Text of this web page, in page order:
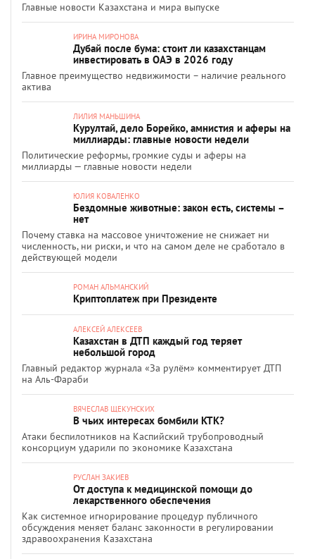
Главные новости Казахстана и мира выпуске
ИРИНА МИРОНОВА
Дубай после бума: стоит ли казахстанцам
инвестировать в ОАЭ в 2026 году
Главное преимущество недвижимости – наличие реального
актива
ЛИЛИЯ МАНЬШИНА
Курултай, дело Борейко, амнистия и аферы на
миллиарды: главные новости недели
Политические реформы, громкие суды и аферы на
миллиарды — главные новости недели
ЮЛИЯ КОВАЛЕНКО
Бездомные животные: закон есть, системы –
нет
Почему ставка на массовое уничтожение не снижает ни
численность, ни риски, и что на самом деле не сработало в
действующей модели
РОМАН АЛЬМАНСКИЙ
Криптоплатеж при Президенте
АЛЕКСЕЙ АЛЕКСЕЕВ
Казахстан в ДТП каждый год теряет
небольшой город
Главный редактор журнала «За рулём» комментирует ДТП
на Аль-Фараби
ВЯЧЕСЛАВ ЩЕКУНСКИХ
В чьих интересах бомбили КТК?
Атаки беспилотников на Каспийский трубопроводный
консорциум ударили по экономике Казахстана
РУСЛАН ЗАКИЕВ
От доступа к медицинской помощи до
лекарственного обеспечения
Как системное игнорирование процедур публичного
обсуждения меняет баланс законности в регулировании
здравоохранения Казахстана